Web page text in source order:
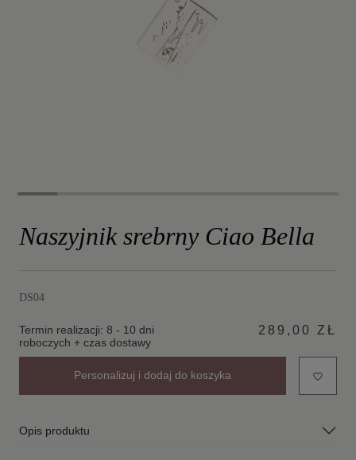
Naszyjnik srebrny Ciao Bella
DS04
Termin realizacji: 8 - 10 dni
roboczych + czas dostawy
289,00 ZŁ
Personalizuj i dodaj do koszyka favorite_border
Opis produktu